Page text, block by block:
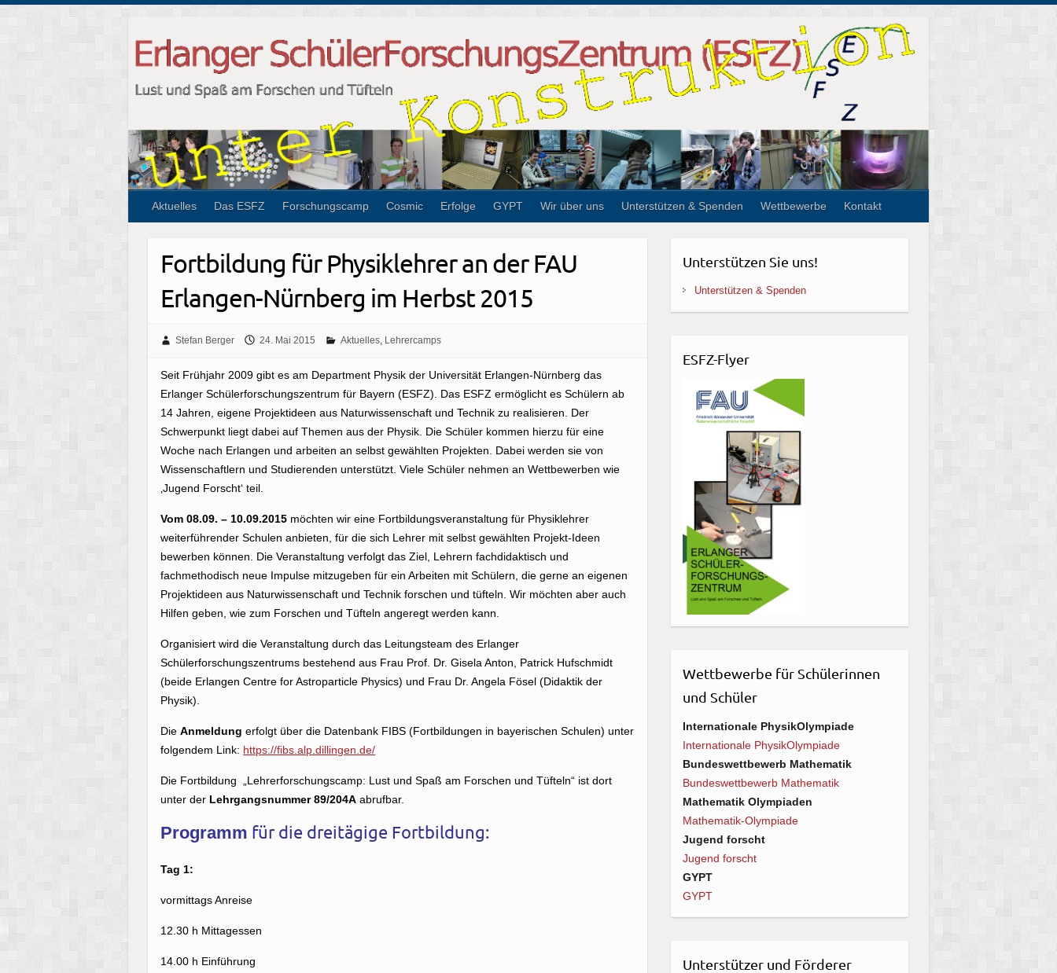
Aktuelles Das ESFZ Forschungscamp Cosmic Erfolge GYPT Wir über uns Unterstützen & Spenden Wettbewerbe Kontakt
Fortbildung für Physiklehrer an der FAU
Erlangen-Nürnberg im Herbst 2015
Stefan Berger 24. Mai 2015 Aktuelles, Lehrercamps
Seit Frühjahr 2009 gibt es am Department Physik der Universität Erlangen-Nürnberg das
Erlanger Schülerforschungszentrum für Bayern (ESFZ). Das ESFZ ermöglicht es Schülern ab
14 Jahren, eigene Projektideen aus Naturwissenschaft und Technik zu realisieren. Der
Schwerpunkt liegt dabei auf Themen aus der Physik. Die Schüler kommen hierzu für eine
Woche nach Erlangen und arbeiten an selbst gewählten Projekten. Dabei werden sie von
Wissenschaftlern und Studierenden unterstützt. Viele Schüler nehmen an Wettbewerben wie
‚Jugend Forscht‘ teil.
Vom 08.09. – 10.09.2015 möchten wir eine Fortbildungsveranstaltung für Physiklehrer
weiterführender Schulen anbieten, für die sich Lehrer mit selbst gewählten Projekt-Ideen
bewerben können. Die Veranstaltung verfolgt das Ziel, Lehrern fachdidaktisch und
fachmethodisch neue Impulse mitzugeben für ein Arbeiten mit Schülern, die gerne an eigenen
Projektideen aus Naturwissenschaft und Technik forschen und tüfteln. Wir möchten aber auch
Hilfen geben, wie zum Forschen und Tüfteln angeregt werden kann.
Organisiert wird die Veranstaltung durch das Leitungsteam des Erlanger
Schülerforschungszentrums bestehend aus Frau Prof. Dr. Gisela Anton, Patrick Hufschmidt
(beide Erlangen Centre for Astroparticle Physics) und Frau Dr. Angela Fösel (Didaktik der
Physik).
DieAnmeldung erfolgt über die Datenbank FIBS (Fortbildungen in bayerischen Schulen) unter
folgendem Link: https://fibs.alp.dillingen.de/
Die Fortbildung „Lehrerforschungscamp: Lust und Spaß am Forschen und Tüfteln“ ist dort
unter der Lehrgangsnummer 89/204A abrufbar.
Programm für die dreitägige Fortbildung:
Tag 1:
vormittags Anreise
12.30 h Mittagessen
14.00 h Einführung
Unterstützen Sie uns!
Unterstützen & Spenden
ESFZ-Flyer
Wettbewerbe für Schülerinnen
und Schüler
Internationale PhysikOlympiade
Internationale PhysikOlympiade
Bundeswettbewerb Mathematik
Bundeswettbewerb Mathematik
Mathematik Olympiaden
Mathematik-Olympiade
Jugend forscht
Jugend forscht
GYPT
GYPT
Unterstützer und Förderer